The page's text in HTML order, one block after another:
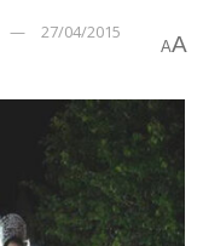
27/04/2015
AA